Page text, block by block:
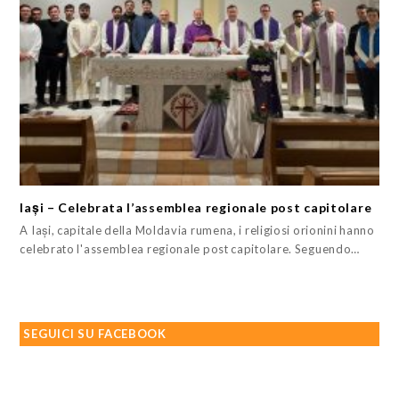
Iași – Celebrata l’assemblea regionale post capitolare
A Iași, capitale della Moldavia rumena, i religiosi orionini hanno
celebrato l'assemblea regionale post capitolare. Seguendo…
SEGUICI SU FACEBOOK